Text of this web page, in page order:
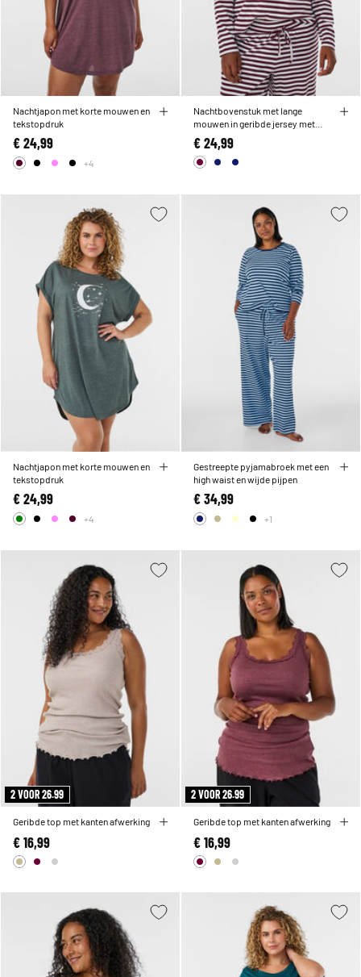
Nachtjapon met korte mouwen en
tekstopdruk
€ 24,99
+4
Nachtbovenstuk met lange
mouwen in geribde jersey met
strepen
€ 24,99
Nachtjapon met korte mouwen en
tekstopdruk
€ 24,99
+4
Gestreepte pyjamabroek met een
high waist en wijde pijpen
€ 34,99
+1
2 VOOR 26.99
Geribde top met kanten afwerking
€ 16,99
2 VOOR 26.99
Geribde top met kanten afwerking
€ 16,99